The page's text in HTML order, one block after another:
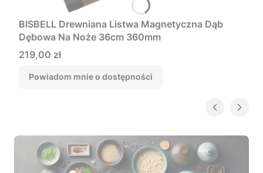
BISBELL Drewniana Listwa Magnetyczna Dąb
Dębowa Na Noże 36cm 360mm
Cena
219,00 zł
Powiadom mnie o dostępności